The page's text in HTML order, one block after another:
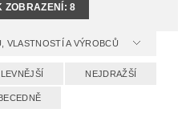
ZOBRAZENÍ:8
VLASTNOSTÍ A VÝROBCŮ
NEJDRAŽŠÍ